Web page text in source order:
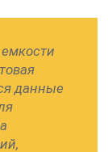
данные